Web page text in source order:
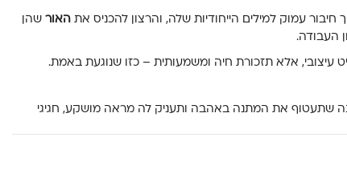
עמוק למילים הייחודיות שלה, והרצון להכניס אתהאור שהן
העבודה.
עיצובי, אלא תזכורת חיה ומשמעותית – כזו שנוגעת באמת.
שתעטוף את המתנה באהבה ותעניק לה מראה מושקע, חגיגי